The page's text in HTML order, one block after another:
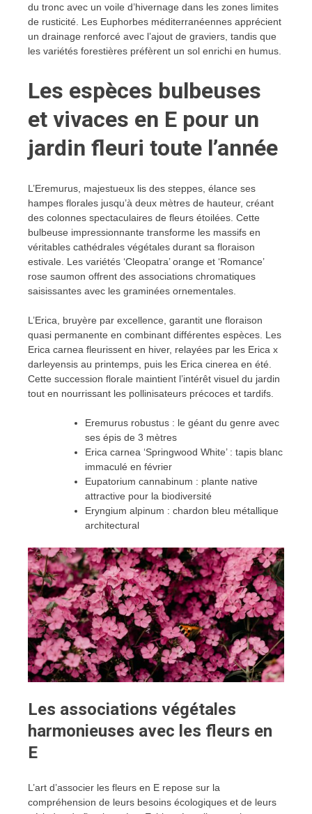
du tronc avec un voile d’hivernage dans les zones limites
de rusticité. Les Euphorbes méditerranéennes apprécient
un drainage renforcé avec l’ajout de graviers, tandis que
les variétés forestières préfèrent un sol enrichi en humus.
Les espèces bulbeuses
et vivaces en E pour un
jardin fleuri toute l’année
L’Eremurus, majestueux lis des steppes, élance ses
hampes florales jusqu’à deux mètres de hauteur, créant
des colonnes spectaculaires de fleurs étoilées. Cette
bulbeuse impressionnante transforme les massifs en
véritables cathédrales végétales durant sa floraison
estivale. Les variétés ‘Cleopatra’ orange et ‘Romance’
rose saumon offrent des associations chromatiques
saisissantes avec les graminées ornementales.
L’Erica, bruyère par excellence, garantit une floraison
quasi permanente en combinant différentes espèces. Les
Erica carnea fleurissent en hiver, relayées par les Erica x
darleyensis au printemps, puis les Erica cinerea en été.
Cette succession florale maintient l’intérêt visuel du jardin
tout en nourrissant les pollinisateurs précoces et tardifs.
Eremurus robustus : le géant du genre avec
ses épis de 3 mètres
Erica carnea ‘Springwood White’ : tapis blanc
immaculé en février
Eupatorium cannabinum : plante native
attractive pour la biodiversité
Eryngium alpinum : chardon bleu métallique
architectural
Les associations végétales
harmonieuses avec les fleurs en
E
L’art d’associer les fleurs en E repose sur la
compréhension de leurs besoins écologiques et de leurs